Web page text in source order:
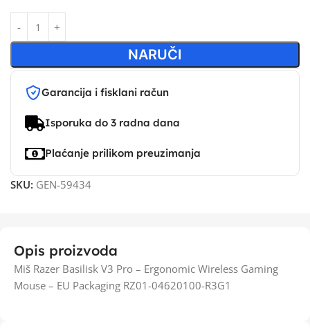
NARUČI
Garancija i fisklani račun
Isporuka do 3 radna dana
Plaćanje prilikom preuzimanja
SKU: GEN-59434
Opis proizvoda
Miš Razer Basilisk V3 Pro – Ergonomic Wireless Gaming
Mouse – EU Packaging RZ01-04620100-R3G1